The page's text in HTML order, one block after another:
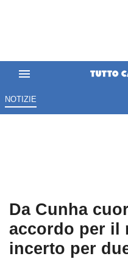
NOTIZIE
Da Cunha
accordo per il
incerto per